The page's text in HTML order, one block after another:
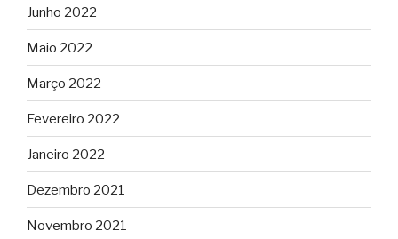
Junho 2022
Maio 2022
Março 2022
Fevereiro 2022
Janeiro 2022
Dezembro 2021
Novembro 2021